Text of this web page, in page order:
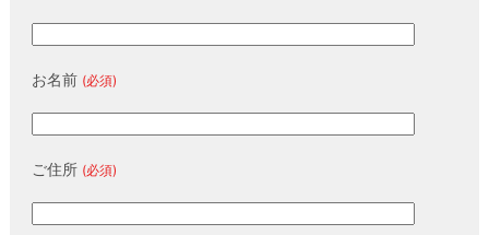
お名前 (必須)
ご住所 (必須)